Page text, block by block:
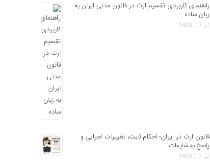
راهنمای کاربردی تقسیم ارث در قانون مدنی ایران به
زبان ساده
تیر 17, 1405
قانون ارث در ایران؛ احکام ثابت، تغییرات اجرایی و
پاسخ به شایعات
تیر 17, 1405